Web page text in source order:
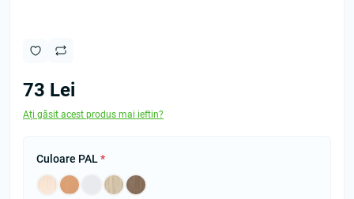
73 Lei
Ați găsit acest produs mai ieftin?
Culoare PAL*